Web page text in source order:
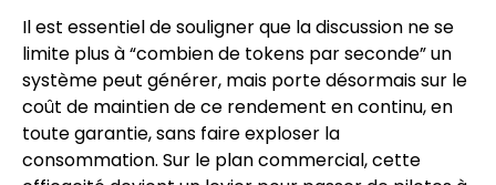
Il est essentiel de souligner que la discussion ne se
limite plus à “combien de tokens par seconde” un
système peut générer, mais porte désormais sur le
coût de maintien de ce rendement en continu, en
toute garantie, sans faire exploser la
consommation. Sur le plan commercial, cette